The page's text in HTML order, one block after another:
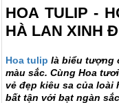
HOA TULIP -
HÀ LAN XINH
Hoa tulip là biểu tượng
màu sắc. Cùng Hoa
vẻ đẹp kiêu sa của loài
bất tận với bạt ngàn